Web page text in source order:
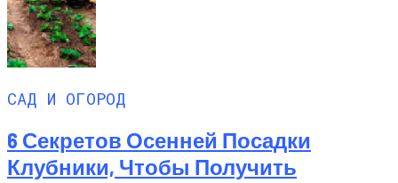
САД И ОГОРОД
6 Секретов Осенней Посадки
Клубники, Чтобы Получить